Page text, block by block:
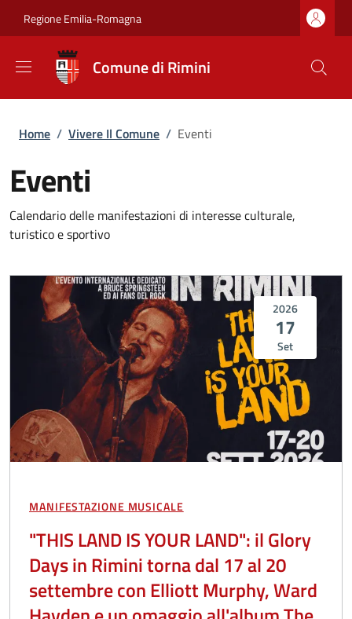
Regione Emilia-Romagna
Comune di Rimini
Briciole di pane
Home / Vivere Il Comune / Eventi
Eventi
Calendario delle manifestazioni di interesse culturale,
turistico e sportivo
2026
17
Set
MANIFESTAZIONE MUSICALE
"THIS LAND IS YOUR LAND": il Glory
Days in Rimini torna dal 17 al 20
settembre con Elliott Murphy, Ward